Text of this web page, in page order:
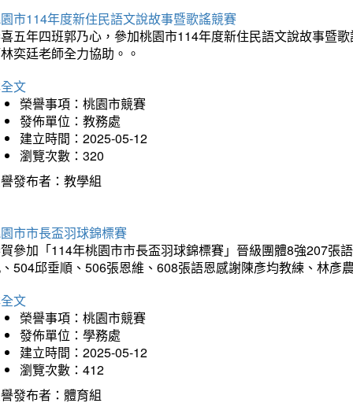
市114年度新住民語文說故事暨歌謠競賽
五年四班郭乃心，參加桃園市114年度新住民語文說故事暨
奕廷老師全力協助。。
文
榮譽事項：桃園市競賽
發佈單位：教務處
建立時間：2025-05-12
瀏覽次數：320
發布者：教學組
市市長盃羽球錦標賽
參加「114年桃園市市長盃羽球錦標賽」晉級團體8強207張
504邱垂順、506張恩維、608張語恩感謝陳彥均教練、林彥
文
榮譽事項：桃園市競賽
發佈單位：學務處
建立時間：2025-05-12
瀏覽次數：412
發布者：體育組